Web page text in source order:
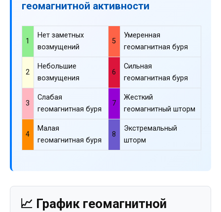
геомагнитной активности
1
Нет заметных
возмущений
5
Умеренная
геомагнитная буря
2
Небольшие
возмущения
6
Сильная
геомагнитная буря
3
Слабая
геомагнитная буря
7
Жесткий
геомагнитный шторм
4
Малая
геомагнитная буря
8
Экстремальный
шторм
📈 График геомагнитной